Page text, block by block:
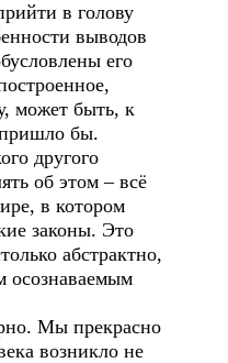
в голову
выводов
его
может быть, к
бы.
другого
об этом – всё
в котором
законы. Это
абстрактно,
осознаваемым
Мы прекрасно
возникло не